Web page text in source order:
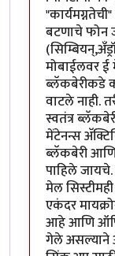
बटणाचे फोन
मोबाईलवर
ब्लॅकबेरीकडे
वाटले नाही.
स्वतंत्र
मेंटेनन्स
ब्लॅकबेरी
पाहिले जायचे.
मेल
एकंदर
आहे आणि
गेले असल्याने